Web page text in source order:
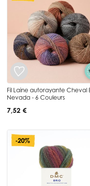
Fil Laine autorayante Cheval
Nevada - 6 Couleurs
7,52 €
-20%